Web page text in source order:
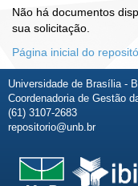
Não há documentos
sua solicitação.
Página inicial do
Universidade de Brasília -
Coordenadoria de Gestão
(61) 3107-2683
repositorio@unb.br